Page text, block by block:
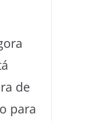
de
para